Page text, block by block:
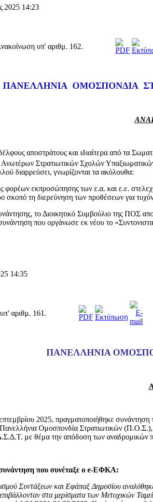
2025 14:23
υπ' αριθμ. 162.
ΟΜΟΣΠΟΝΔΙΑ
αποστράτους και ιδιαίτερα από τα
Στρατιωτικών Σχολών
διαρρεύσει, γνωρίζονται τα ακόλουθα:
εκπροσώπησης των ε.α. και ε.ε.
τη διερεύνηση των προθέσεων για τυχόν
το Διοικητικό Συμβούλιο της ΠΟΣ
που οργάνωσε εκ νέου το
14:35
αριθμ. 161.
ΠΑΝΕΛΛΗΝΙΑ
2025, πραγματοποιήθηκε συνάντηση
Ομοσπονδία Στρατιωτικών
με θέμα την απόδοση των
που συνέταξε ο e-ΕΦΚΑ:
Συντάξεων και Εφάπαξ Δημοσίου
στα μερίσματα των Μετοχικών